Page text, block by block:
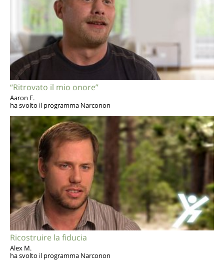
“Ritrovato il mio onore”
Aaron F.
ha svolto il programma Narconon
Ricostruire la fiducia
Alex M.
ha svolto il programma Narconon